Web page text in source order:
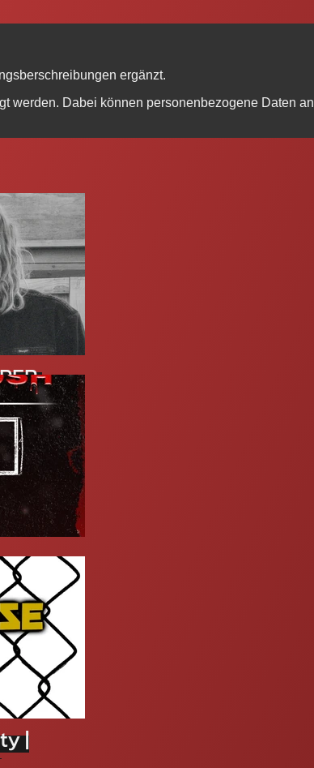
ergänzt.
werden. Dabei können personenbezogene Daten
Rock
|